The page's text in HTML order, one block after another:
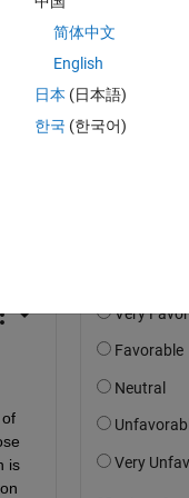
is
le 9 Nov 2022
Acceptée :
简体中文
English
日本 (日本語)
한국 (한국어)